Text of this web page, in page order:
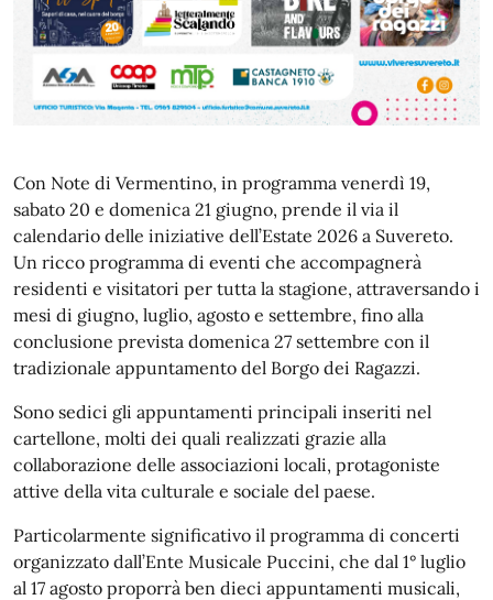
Con Note di Vermentino, in programma venerdì 19,
sabato 20 e domenica 21 giugno, prende il via il
calendario delle iniziative dell’Estate 2026 a Suvereto.
Un ricco programma di eventi che accompagnerà
residenti e visitatori per tutta la stagione, attraversando i
mesi di giugno, luglio, agosto e settembre, fino alla
conclusione prevista domenica 27 settembre con il
tradizionale appuntamento del Borgo dei Ragazzi.
Sono sedici gli appuntamenti principali inseriti nel
cartellone, molti dei quali realizzati grazie alla
collaborazione delle associazioni locali, protagoniste
attive della vita culturale e sociale del paese.
Particolarmente significativo il programma di concerti
organizzato dall’Ente Musicale Puccini, che dal 1° luglio
al 17 agosto proporrà ben dieci appuntamenti musicali,